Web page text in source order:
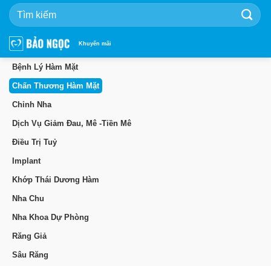
qua
dung
Khuyến mãi
Bệnh Lý Hàm Mặt
Chấn Thương Hàm Mặt
Chỉnh Nha
Dịch Vụ Giảm Đau, Mê -Tiền Mê
Điều Trị Tuỷ
Implant
Khớp Thái Dương Hàm
Nha Chu
Nha Khoa Dự Phòng
Răng Giả
Sâu Răng